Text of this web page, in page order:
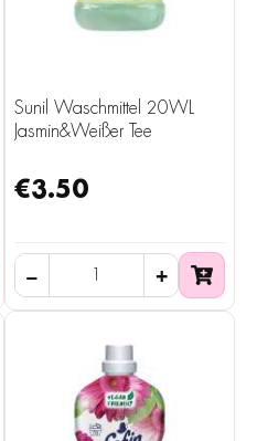
Sunil Waschmittel 20WL
Jasmin&Weißer Tee
€3.50